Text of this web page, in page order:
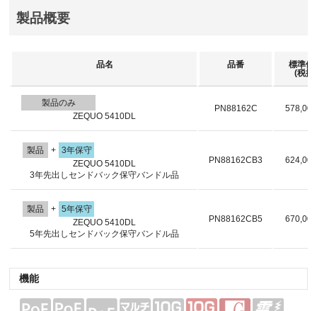
製品概要
品名 品番
標準価
(税抜)
製品のみ
ZEQUO 5410DL
PN88162C
製品 + 3年保守
ZEQUO 5410DL
3年先出しセンドバック保守バンドル品
PN88162CB3
製品 + 5年保守
ZEQUO 5410DL
5年先出しセンドバック保守バンドル品
PN88162CB5
機能